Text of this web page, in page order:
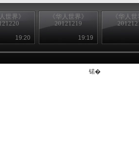
世界》
19:20
《华人世界》
20121219
19:19
《华人世
锘�